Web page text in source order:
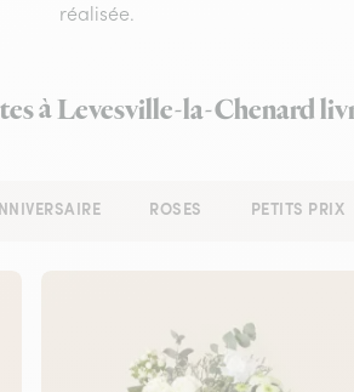
réalisée.
à Levesville-la-Chenard
ROSES PETITS PRIX